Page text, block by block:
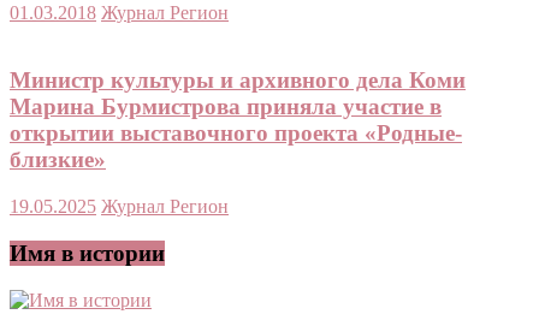
01.03.2018 Журнал Регион
Министр культуры и архивного дела Коми
Марина Бурмистрова приняла участие в
открытии выставочного проекта «Родные-
близкие»
19.05.2025 Журнал Регион
Имя в истории